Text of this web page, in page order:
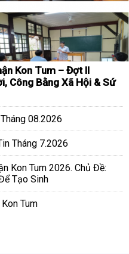
Kon Tum – Đợt II
Công Bằng Xã Hội & Sứ
08.2026
Tháng 7.2026
Kon Tum 2026. Chủ Đề:
Tạo Sinh
Tum